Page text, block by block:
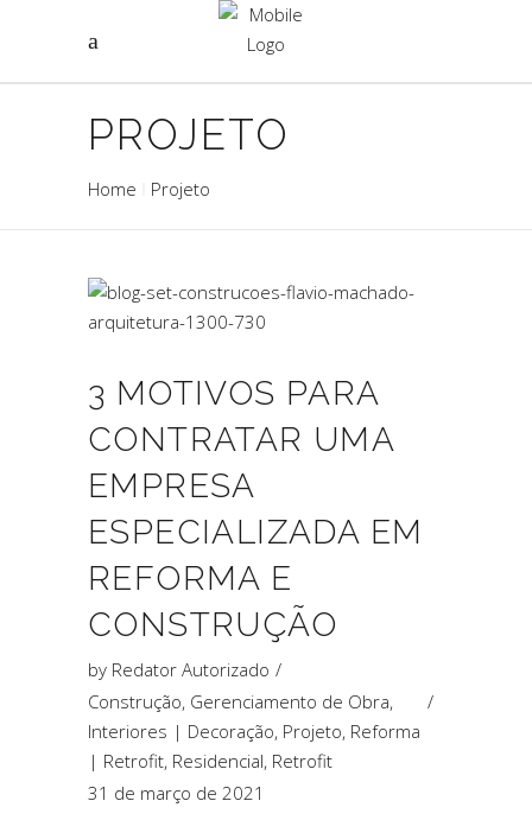
PROJETO
Home Projeto
3 MOTIVOS PARA
CONTRATAR UMA
EMPRESA
ESPECIALIZADA EM
REFORMA E
CONSTRUÇÃO
by Redator Autorizado
Construção, Gerenciamento de Obra,
Interiores | Decoração, Projeto, Reforma
| Retrofit, Residencial, Retrofit
31 de março de 2021